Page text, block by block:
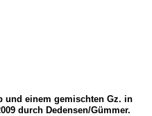
und einem gemischten Gz. in
durch Dedensen/Gümmer.